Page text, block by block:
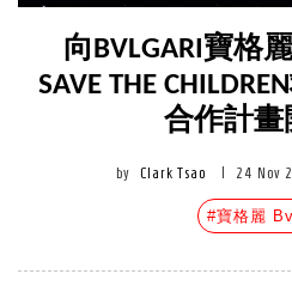
向BVLGARI寶格
SAVE THE
合作計畫
by Clark Tsao 24 Nov
#寶格麗